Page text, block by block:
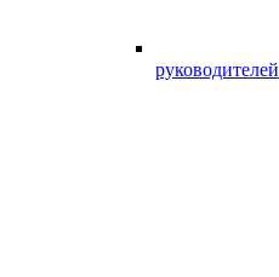
руководителей